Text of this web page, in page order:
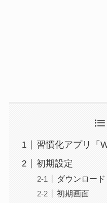
習慣化アプリ「
初期設定
ダウンロー
初期画面